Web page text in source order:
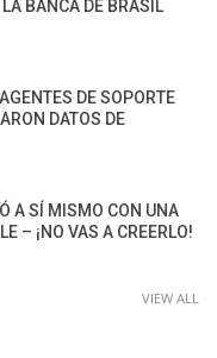
BANCA DE BRASIL
DE SOPORTE
DATOS DE
A SÍ MISMO CON UNA
– ¡NO VAS A CREERLO!
VIEW ALL